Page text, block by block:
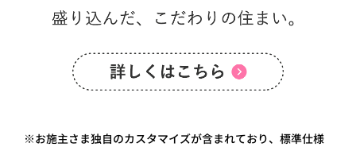
※お施主さま独自のカスタマイズが含まれており、標準仕様